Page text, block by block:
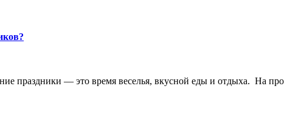
праздники — это время веселья, вкусной еды и отдыха. На